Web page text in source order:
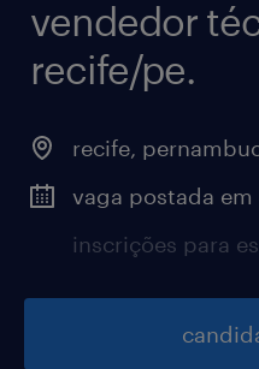
vendedor
recife/pe.
recife,
vaga postada